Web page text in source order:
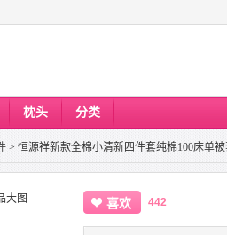
枕头 分类
> 恒源祥新款全棉小清新四件套纯棉100床单
喜欢 442